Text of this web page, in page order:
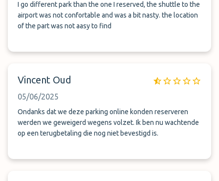
I go different park than the one I reserved, the shuttle to the
airport was not confortable and was a bit nasty. the location
of the part was not aasy to find
Vincent Oud
05/06/2025
Ondanks dat we deze parking online konden reserveren
werden we geweigerd wegens volzet. Ik ben nu wachtende
op een terugbetaling die nog niet bevestigd is.